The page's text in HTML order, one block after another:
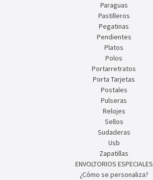
Paraguas
Pastilleros
Pegatinas
Pendientes
Platos
Polos
Portarretratos
Porta Tarjetas
Postales
Pulseras
Relojes
Sellos
Sudaderas
Usb
Zapatillas
ENVOLTORIOS ESPECIALES
¿Cómo se personaliza?